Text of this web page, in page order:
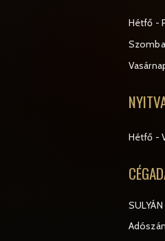
Hétfő -
Hétfő -